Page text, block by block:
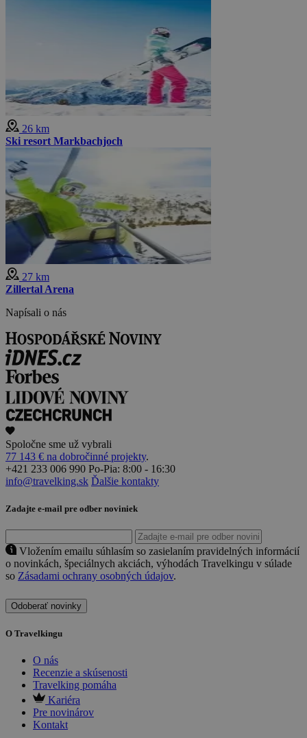
26 km
Ski resort Markbachjoch
27 km
Zillertal Arena
Napísali o nás
Spoločne sme už vybrali
77 143 € na dobročinné projekty.
+421 233 006 990 Po-Pia: 8:00 - 16:30
info@travelking.sk Ďalšie kontakty
Zadajte e-mail pre odber noviniek
Vložením emailu súhlasím so zasielaním pravidelných informácií
o novinkách, špeciálnych akciách, výhodách Travelkingu v súlade
so Zásadami ochrany osobných údajov.
Odoberať novinky
O Travelkingu
O nás
Recenzie a skúsenosti
Travelking pomáha
Kariéra
Pre novinárov
Kontakt